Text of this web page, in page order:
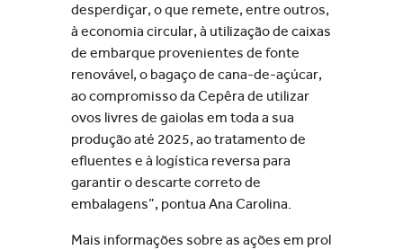
desperdiçar, o que remete, entre outros,
à economia circular, à utilização de caixas
de embarque provenientes de fonte
renovável, o bagaço de cana-de-açúcar,
ao compromisso da Cepêra de utilizar
ovos livres de gaiolas em toda a sua
produção até 2025, ao tratamento de
efluentes e à logística reversa para
garantir o descarte correto de
embalagens”, pontua Ana Carolina.
Mais informações sobre as ações em prol